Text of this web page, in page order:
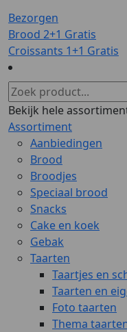
Bezorgen
Brood 2+1 Gratis
Croissants 1+1 Gratis
Bekijk hele
Assortiment
Aanbiedingen
Brood
Broodjes
Speciaal brood
Snacks
Cake en koek
Gebak
Taarten
Taartjes en
Taarten en
Foto taarten
Thema